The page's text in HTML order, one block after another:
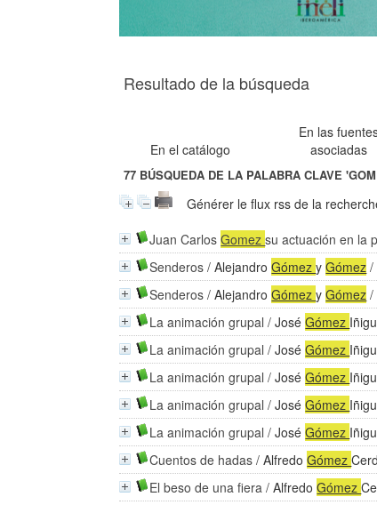
Resultado de la búsqueda
En el catálogo
En las
asociadas
77 BÚSQUEDA DE LA PALABRA CLAVE
Générer le flux rss de la
Juan CarlosGomezsu actuación en la
Senderos /AlejandroGómezyGómez /
Senderos /AlejandroGómezyGómez /
La animación grupal /JoséGómez
La animación grupal /JoséGómez
La animación grupal /JoséGómez
La animación grupal /JoséGómez
La animación grupal /JoséGómez
Cuentos de hadas /AlfredoGómez
El beso de una fiera /AlfredoGómez